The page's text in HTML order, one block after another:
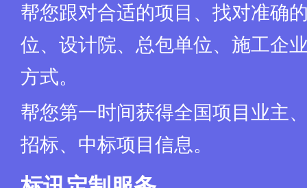
帮您跟对合适的项目、找对准确
位、设计院、总包单位、施工企
方式。
帮您第一时间获得全国项目业主
招标、中标项目信息。